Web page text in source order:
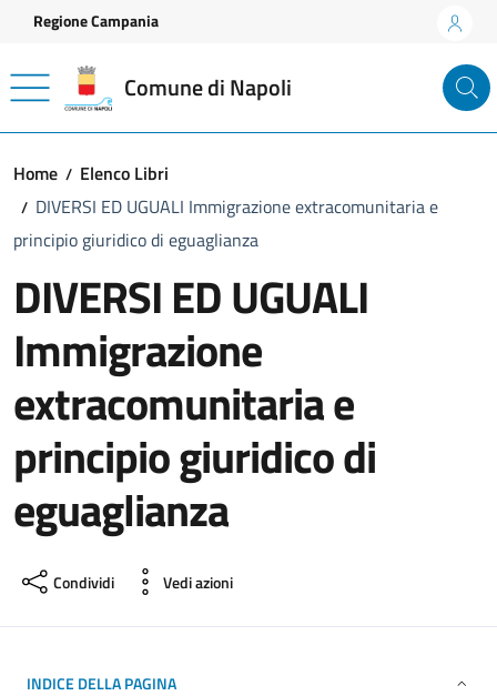
Vai ai contenuti
Vai al footer
Regione Campania
Comune di Napoli
Home
Elenco Libri
DIVERSI ED UGUALI Immigrazione extracomunitaria e
principio giuridico di eguaglianza
DIVERSI ED UGUALI
Immigrazione
extracomunitaria e
principio giuridico di
eguaglianza
Condividi Vedi azioni
INDICE DELLA PAGINA